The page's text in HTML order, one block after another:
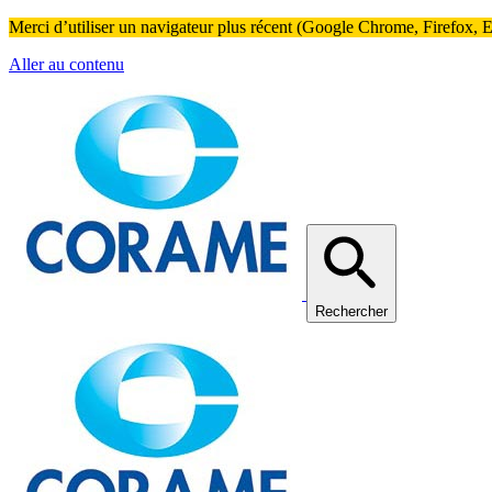
Merci d’utiliser un navigateur plus récent (Google Chrome, Firefox,
Aller au contenu
Rechercher